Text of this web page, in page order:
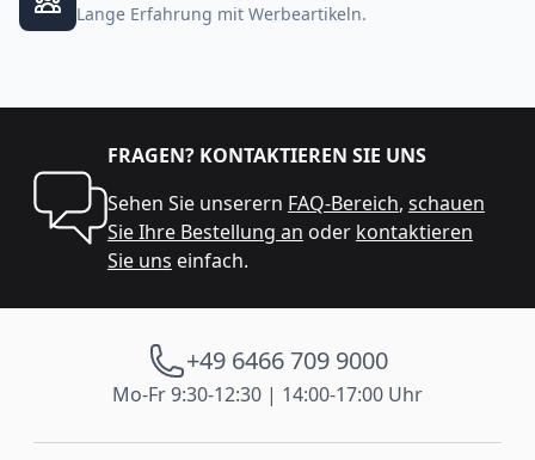
Lange Erfahrung mit Werbeartikeln.
FRAGEN? KONTAKTIEREN SIE UNS
Sehen Sie unserern FAQ-Bereich, schauen
Sie Ihre Bestellung an oder kontaktieren
Sie uns einfach.
+49 6466 709 9000
Mo-Fr 9:30-12:30 | 14:00-17:00 Uhr